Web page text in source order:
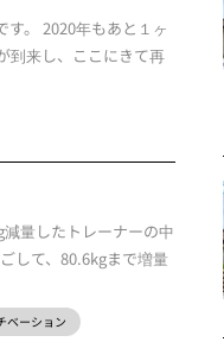
。 2020年もあと１ヶ
到来し、ここにきて再
量したトレーナーの中
して、80.6kgまで増量
ベーション